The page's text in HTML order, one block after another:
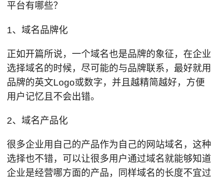
平台有哪些？
1、域名品牌化
正如开篇所说，一个域名也是品牌的象征，在企业
选择域名的时候，尽可能的与品牌联系，最好就用
品牌的英文Logo或数字，并且越精简越好，方便
用户记忆且不会出错。
2、域名产品化
很多企业用自己的产品作为自己的网站域名，这种
选择也不错，可以让很多用户通过域名就能够知道
企业是经营哪方面的产品，同样域名的长度不宜过